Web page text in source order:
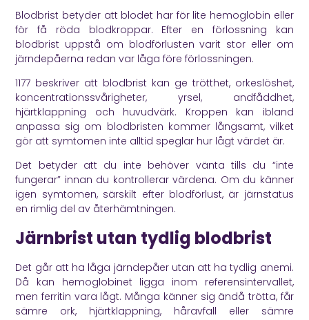
Blodbrist betyder att blodet har för lite hemoglobin eller
för få röda blodkroppar. Efter en förlossning kan
blodbrist uppstå om blodförlusten varit stor eller om
järndepåerna redan var låga före förlossningen.
1177 beskriver att blodbrist kan ge trötthet, orkeslöshet,
koncentrationssvårigheter, yrsel, andfåddhet,
hjärtklappning och huvudvärk. Kroppen kan ibland
anpassa sig om blodbristen kommer långsamt, vilket
gör att symtomen inte alltid speglar hur lågt värdet är.
Det betyder att du inte behöver vänta tills du “inte
fungerar” innan du kontrollerar värdena. Om du känner
igen symtomen, särskilt efter blodförlust, är järnstatus
en rimlig del av återhämtningen.
Järnbrist utan tydlig blodbrist
Det går att ha låga järndepåer utan att ha tydlig anemi.
Då kan hemoglobinet ligga inom referensintervallet,
men ferritin vara lågt. Många känner sig ändå trötta, får
sämre ork, hjärtklappning, håravfall eller sämre